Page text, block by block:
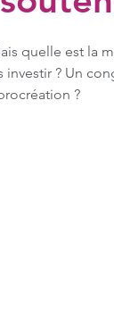
quelle est la
? Un
?